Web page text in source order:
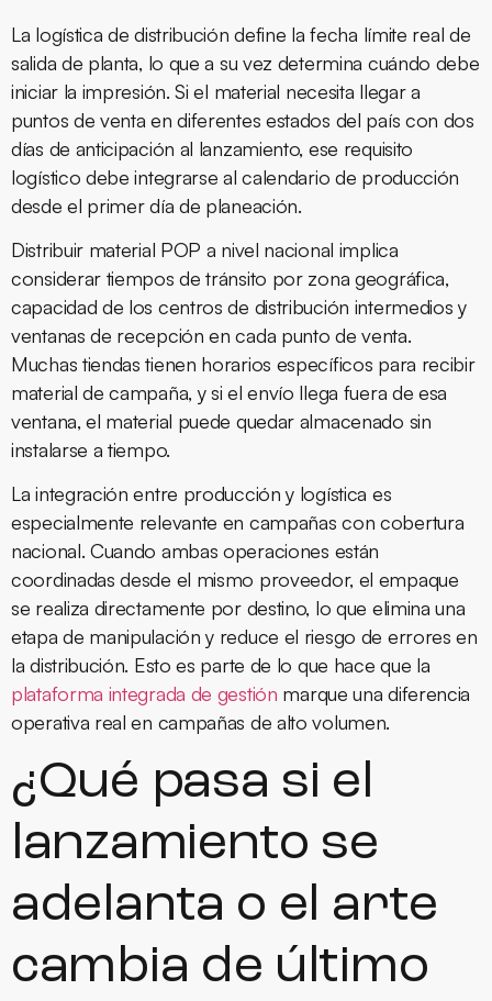
La logística de distribución define la fecha límite real de
salida de planta, lo que a su vez determina cuándo debe
iniciar la impresión. Si el material necesita llegar a
puntos de venta en diferentes estados del país con dos
días de anticipación al lanzamiento, ese requisito
logístico debe integrarse al calendario de producción
desde el primer día de planeación.
Distribuir material POP a nivel nacional implica
considerar tiempos de tránsito por zona geográfica,
capacidad de los centros de distribución intermedios y
ventanas de recepción en cada punto de venta.
Muchas tiendas tienen horarios específicos para recibir
material de campaña, y si el envío llega fuera de esa
ventana, el material puede quedar almacenado sin
instalarse a tiempo.
La integración entre producción y logística es
especialmente relevante en campañas con cobertura
nacional. Cuando ambas operaciones están
coordinadas desde el mismo proveedor, el empaque
se realiza directamente por destino, lo que elimina una
etapa de manipulación y reduce el riesgo de errores en
la distribución. Esto es parte de lo que hace que la
plataforma integrada de gestión marque una diferencia
operativa real en campañas de alto volumen.
¿Qué pasa si el
lanzamiento se
adelanta o el arte
cambia de último